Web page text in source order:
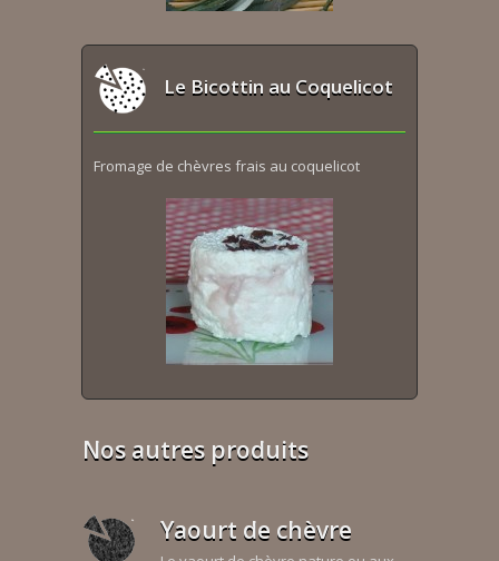
Le Bicottin au Coquelicot
Fromage de chèvres frais au coquelicot
Nos autres produits
Yaourt de chèvre